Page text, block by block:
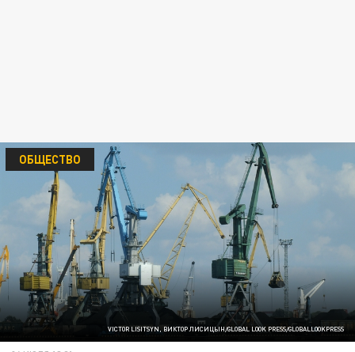
VICTOR LISITSYN, ВИКТОР ЛИСИЦЫН/GLOBAL LOOK PRESS/GLOBALLOOKPRESS
ОБЩЕСТВО